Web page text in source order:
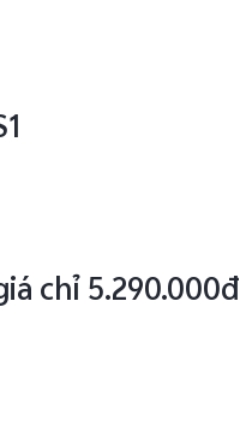
chỉ 5.290.000đ